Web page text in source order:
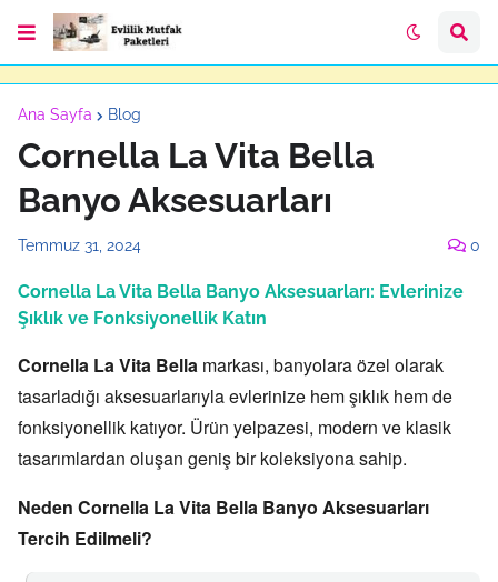
Ana Sayfa Blog
Cornella La Vita Bella
Banyo Aksesuarları
Temmuz 31, 2024 0
Cornella La Vita Bella Banyo Aksesuarları: Evlerinize
Şıklık ve Fonksiyonellik Katın
Cornella La Vita Bella markası, banyolara özel olarak
tasarladığı aksesuarlarıyla evlerinize hem şıklık hem de
fonksiyonellik katıyor. Ürün yelpazesi, modern ve klasik
tasarımlardan oluşan geniş bir koleksiyona sahip.
Neden Cornella La Vita Bella Banyo Aksesuarları
Tercih Edilmeli?